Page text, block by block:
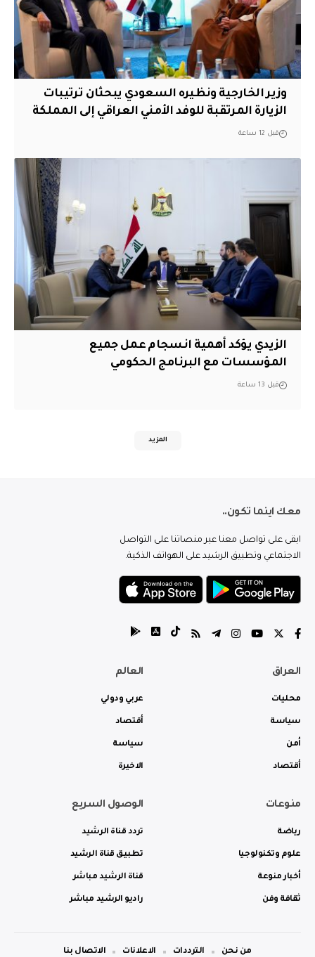
وزير الخارجية ونظيره السعودي يبحثان ترتيبات
الزيارة المرتقبة للوفد الأمني العراقي إلى المملكة
قبل 12 ساعة
الزيدي يؤكد أهمية انسجام عمل جميع
المؤسسات مع البرنامج الحكومي
قبل 13 ساعة
المزيد
معك اينما تكون..
ابقى على تواصل معنا عبر منصاتنا على التواصل
الاجتماعي وتطبيق الرشيد على الهواتف الذكية.
العراق
محليات
سياسة
أمن
أقتصاد
العالم
عربي ودولي
أقتصاد
سياسة
الاخيرة
منوعات
رياضة
علوم وتكنولوجيا
أخبار منوعة
ثقافة وفن
الوصول السريع
تردد قناة الرشيد
تطبيق قناة الرشيد
قناة الرشيد مباشر
راديو الرشيد مباشر
من نحن الترددات الاعلانات الاتصال بنا